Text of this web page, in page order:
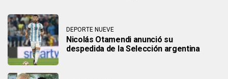
DEPORTE NUEVE
Nicolás Otamendi anunció su
despedida de la Selección argentina